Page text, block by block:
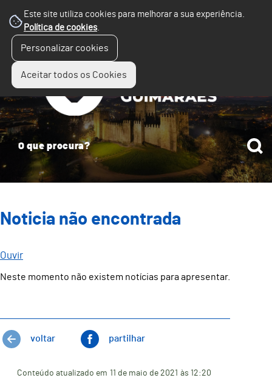
Este site utiliza cookies para melhorar a sua experiência.
Política de cookies.
Personalizar cookies
Aceitar todos os Cookies
Noticia não encontrada
Ouvir
Neste momento não existem notícias para apresentar.
voltar partilhar
Conteúdo atualizado em 11 de maio de 2021 às 12:20